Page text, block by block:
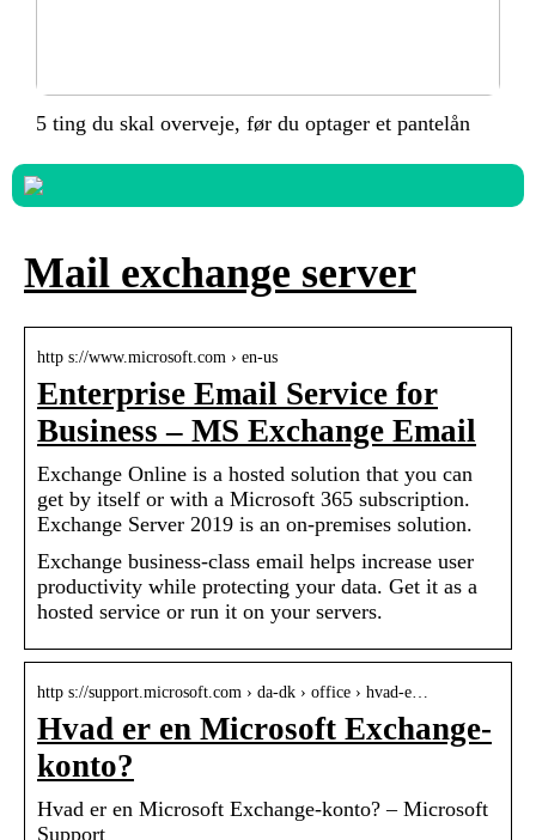
5 ting du skal overveje, før du optager et pantelån
Mail exchange server
http s://www.microsoft.com › en-us
Enterprise Email Service for
Business – MS Exchange Email
Exchange Online is a hosted solution that you can
get by itself or with a Microsoft 365 subscription.
Exchange Server 2019 is an on-premises solution.
Exchange business-class email helps increase user
productivity while protecting your data. Get it as a
hosted service or run it on your servers.
http s://support.microsoft.com › da-dk › office › hvad-e…
Hvad er en Microsoft Exchange-
konto?
Hvad er en Microsoft Exchange-konto? – Microsoft
Support